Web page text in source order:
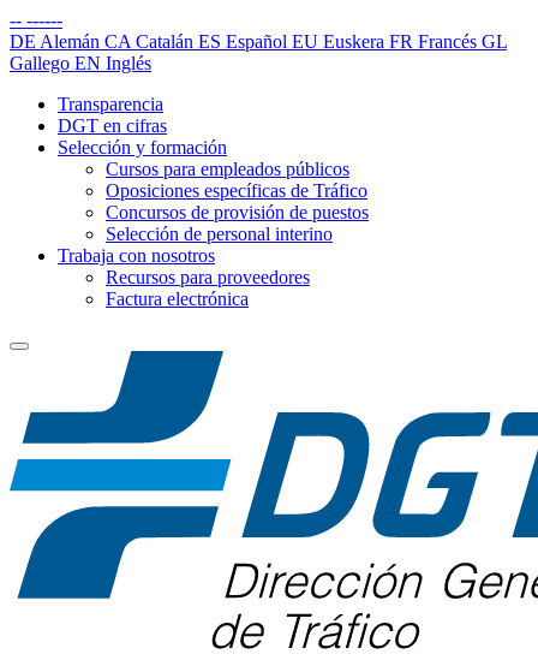
-- ------
DE Alemán CA Catalán ES Español EU Euskera FR Francés GL
Gallego EN Inglés
Transparencia
DGT en cifras
Selección y formación
Cursos para empleados públicos
Oposiciones específicas de Tráfico
Concursos de provisión de puestos
Selección de personal interino
Trabaja con nosotros
Recursos para proveedores
Factura electrónica